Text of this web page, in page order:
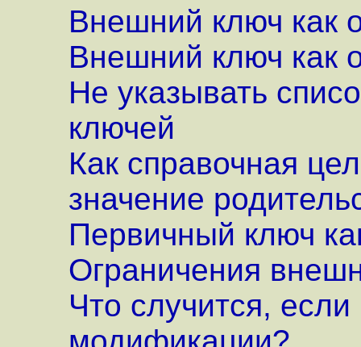
Внешний ключ как
Внешний ключ как
Не указывать
ключей
Как справочная
значение
Первичный ключ
Ограничения
Что случится,